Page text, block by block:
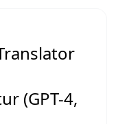
(GPT-4,